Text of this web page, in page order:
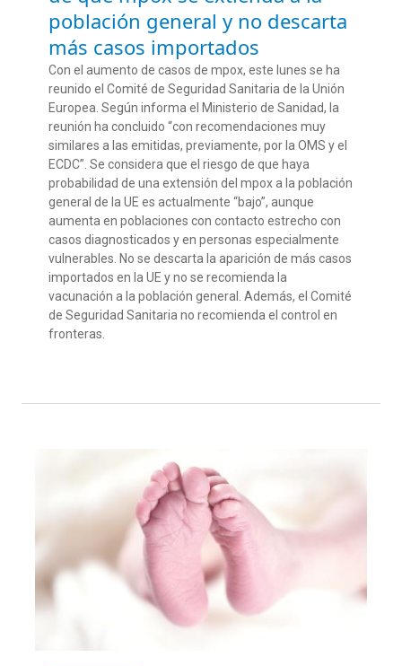
población general y no descarta
más casos importados
Con el aumento de casos de mpox, este lunes se ha
reunido el Comité de Seguridad Sanitaria de la Unión
Europea. Según informa el Ministerio de Sanidad, la
reunión ha concluido “con recomendaciones muy
similares a las emitidas, previamente, por la OMS y el
ECDC”. Se considera que el riesgo de que haya
probabilidad de una extensión del mpox a la población
general de la UE es actualmente “bajo”, aunque
aumenta en poblaciones con contacto estrecho con
casos diagnosticados y en personas especialmente
vulnerables. No se descarta la aparición de más casos
importados en la UE y no se recomienda la
vacunación a la población general. Además, el Comité
de Seguridad Sanitaria no recomienda el control en
fronteras.